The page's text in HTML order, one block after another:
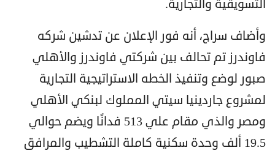
التسويقية والتجارية.
وأضاف سراج، أنه فور الإعلان عن تدشين شركه
فاوندرز تم تحالف بين شركتي فاوندرز والأهلي
صبور لوضع وتنفيذ الخطه الاستراتيجية التجارية
لمشروع جاردينيا سيتي المملوك لبنكي الأهلي
ومصر والذي مقام علي 513 فدانًا ويضم حوالي
19.5 ألف وحدة سكنية كاملة التشطيب والمرافق